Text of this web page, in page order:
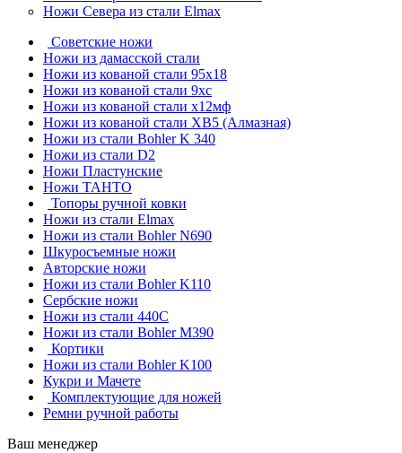
Ножи Севера из стали Elmax
Советские ножи
Ножи из дамасской стали
Ножи из кованой стали 95х18
Ножи из кованой стали 9хс
Ножи из кованой стали х12мф
Ножи из кованой стали ХВ5 (Алмазная)
Ножи из стали Bohler K 340
Ножи из стали D2
Ножи Пластунские
Ножи ТАНТО
Топоры ручной ковки
Ножи из стали Elmax
Ножи из стали Bohler N690
Шкуросъемные ножи
Авторские ножи
Ножи из стали Bohler K110
Сербские ножи
Ножи из стали 440С
Ножи из стали Bohler M390
Кортики
Ножи из стали Bohler K100
Кукри и Мачете
Комплектующие для ножей
Ремни ручной работы
Ваш менеджер